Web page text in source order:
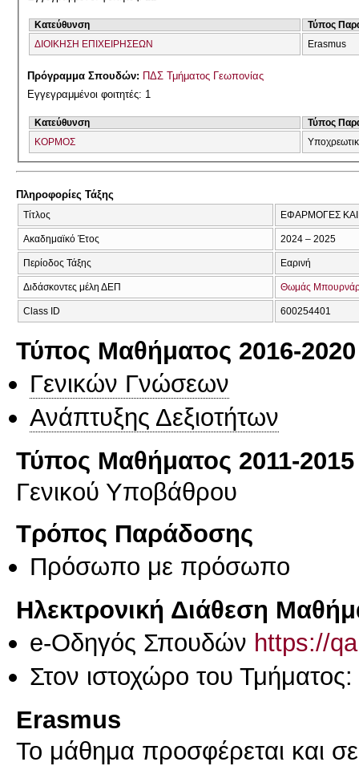
Κατεύθυνση
Τύπος
ΔΙΟΙΚΗΣΗ ΕΠΙΧΕΙΡΗΣΕΩΝ
Erasmus
Πρόγραμμα Σπουδών: ΠΔΣ Τμήματος Γεωπονίας
Εγγεγραμμένοι φοιτητές: 1
Κατεύθυνση
Τύπος
ΚΟΡΜΟΣ
Πληροφορίες Τάξης
Τίτλος ΕΦΑΡΜΟΓΕΣ
Ακαδημαϊκό Έτος 2024 – 2025
Περίοδος Τάξης Εαρινή
Διδάσκοντες μέλη ΔΕΠ Θωμάς
Class ID 600254401
Τύπος Μαθήματος 2016-2020
Γενικών Γνώσεων
Ανάπτυξης Δεξιοτήτων
Τύπος Μαθήματος 2011-2015
Γενικού Υποβάθρου
Τρόπος Παράδοσης
Πρόσωπο με πρόσωπο
Ηλεκτρονική Διάθεση
e-Οδηγός Σπουδών https://
Στον ιστοχώρο του Τμήματος:
Erasmus
Το μάθημα προσφέρεται και